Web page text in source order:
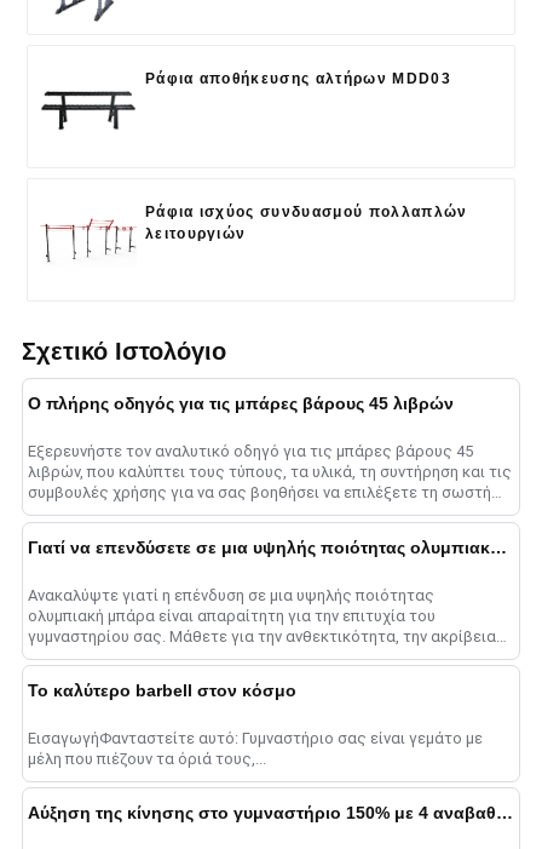
Ράφια αποθήκευσης αλτήρων MDD03
Ράφια ισχύος συνδυασμού πολλαπλών
λειτουργιών
Σχετικό Ιστολόγιο
Ο πλήρης οδηγός για τις μπάρες βάρους 45 λιβρών
Εξερευνήστε τον αναλυτικό οδηγό για τις μπάρες βάρους 45
λιβρών, που καλύπτει τους τύπους, τα υλικά, τη συντήρηση και τις
συμβουλές χρήσης για να σας βοηθήσει να επιλέξετε τη σωστή
μπάρα για μεγιστοποίηση......
Γιατί να επενδύσετε σε μια υψηλής ποιότητας ολυμπιακή μπάρα;
Ανακαλύψτε γιατί η επένδυση σε μια υψηλής ποιότητας
ολυμπιακή μπάρα είναι απαραίτητη για την επιτυχία του
γυμναστηρίου σας. Μάθετε για την ανθεκτικότητα, την ακρίβεια
και τη στρατηγική της επιχείρησης ......
Το καλύτερο barbell στον κόσμο
ΕισαγωγήΦανταστείτε αυτό: Γυμναστήριο σας είναι γεμάτο με
μέλη που πιέζουν τα όριά τους,...
Αύξηση της κίνησης στο γυμναστήριο 150% με 4 αναβαθμίσεις πάγκου Τύπου πάγκου